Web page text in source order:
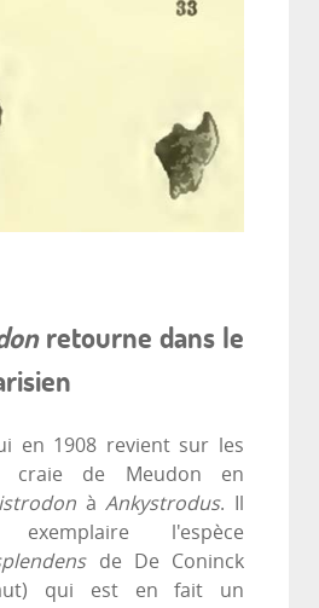
retourne dans le
en 1908 revient sur les
de Meudon en
àAnkystrodus. Il
l'espèce
de De Coninck
qui est en fait un